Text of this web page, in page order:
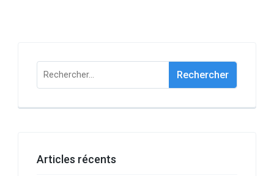
Rechercher :
Articles récents